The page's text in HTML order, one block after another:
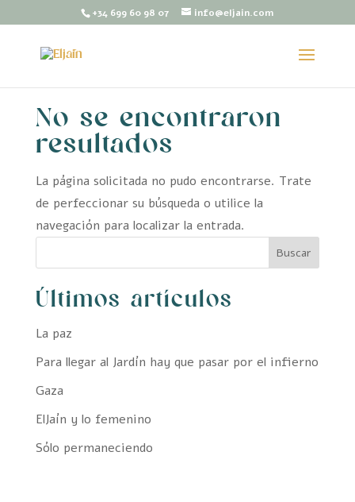
+34 699 60 98 07 info@eljain.com
No se encontraron
resultados
La página solicitada no pudo encontrarse. Trate
de perfeccionar su búsqueda o utilice la
navegación para localizar la entrada.
Buscar
Últimos artículos
La paz
Para llegar al Jardín hay que pasar por el infierno
Gaza
ElJaín y lo femenino
Sólo permaneciendo